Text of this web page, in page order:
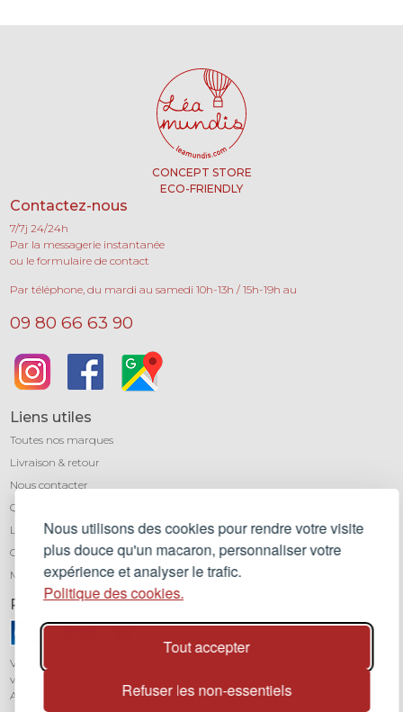
Nous utilisons des cookies pour rendre votre visite
plus douce qu'un macaron, personnaliser votre
expérience et analyser le trafic.
Politique des cookies.
Tout accepter
Refuser les non-essentiels
CONCEPT STORE
ECO-FRIENDLY
Contactez-nous
7/7j 24/24h
Par la messagerie instantanée
ou le formulaire de contact
Par téléphone, du mardi au samedi 10h-13h / 15h-19h au
09 80 66 63 90
Liens utiles
Toutes nos marques
Livraison & retour
Nous contacter
Qui sommes-nous ?
Léa mundis, le blog
CGV
Mentions légales
Paiement sécurisé
Vos transactions sont protégées grâce au cryptage SSL. Vous pouvez régler
vos achats en toute confiance par carte bancaire (Visa, Mastercard,
American Express) avec notre partenaire Stripe.